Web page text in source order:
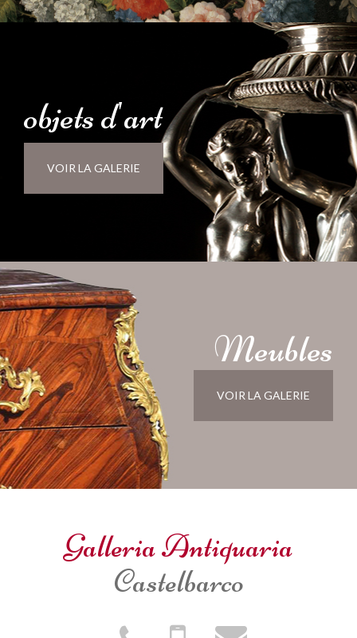
objetsd'art
VOIR LA GALERIE
Meubles
VOIR LA GALERIE
Galleria Antiquaria
Castelbarco